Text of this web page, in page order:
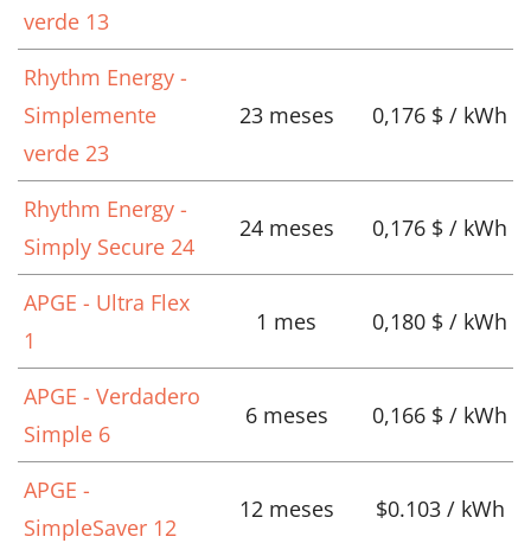
verde 13
Rhythm Energy -
Simplemente
verde 23
23 meses 0,176 $ / kWh
Rhythm Energy -
Simply Secure 24
24 meses 0,176 $ / kWh
APGE - Ultra Flex
1
1 mes 0,180 $ / kWh
APGE - Verdadero
Simple 6
6 meses 0,166 $ / kWh
APGE -
SimpleSaver 12
12 meses $0.103 / kWh